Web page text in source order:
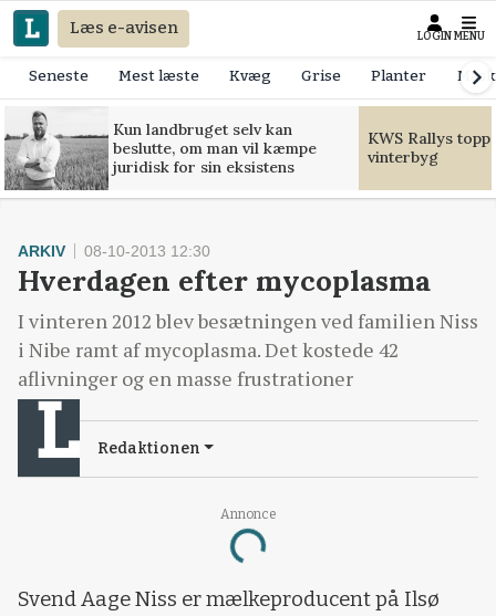
Læs e-avisen LOGIN MENU
Seneste Mest læste Kvæg Grise Planter
Kun landbruget selv kan
beslutte, om man vil kæmpe
juridisk for sin eksistens
KWS Rallys
vinterbyg
Annonce
Loading...
ARKIV 08-10-2013 12:30
Hverdagen efter mycoplasma
I vinteren 2012 blev besætningen ved familien Niss
i Nibe ramt af mycoplasma. Det kostede 42
aflivninger og en masse frustrationer
Redaktionen
Svend Aage Niss er mælkeproducent på Ilsø